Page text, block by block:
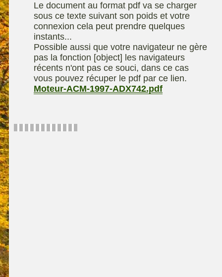
contact
Technique de
compostage
chevalet
Remorque
Le document au format pdf va se charger
sous ce texte suivant son poids et votre
connexion cela peut prendre quelques
instants...
Possible aussi que votre navigateur ne gère
pas la fonction [object] les navigateurs
récents n'ont pas ce souci, dans ce cas
vous pouvez récuper le pdf par ce lien.
Moteur-ACM-1997-ADX742.pdf